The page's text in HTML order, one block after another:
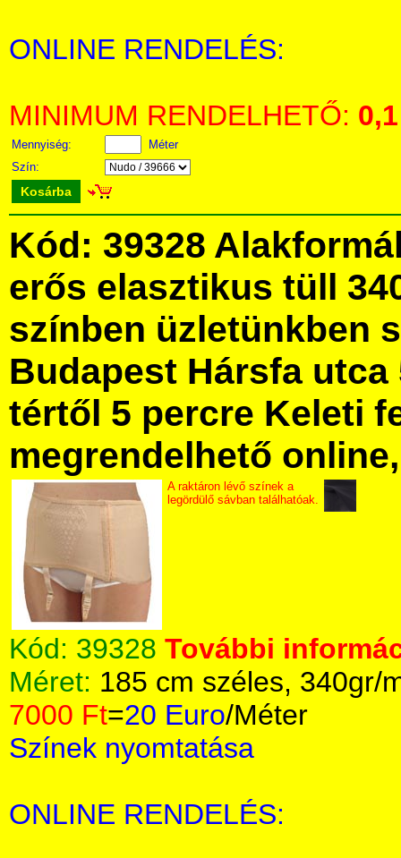
ONLINE RENDELÉS:
MINIMUM RENDELHETŐ: 0,1
Mennyiség:
Méter
Szín:
Kosárba
Kód: 39328
erős elasztikus tüll
színben üzletünkben
Budapest Hársfa utca
tértől 5 percre Keleti
megrendelhető
A raktáron lévő színek a
legördülő sávban találhatóak.
Kód: 39328 További
Méret: 185 cm széles, 340gr/
7000 Ft=20 Euro/Méter
Színek nyomtatása
ONLINE RENDELÉS: